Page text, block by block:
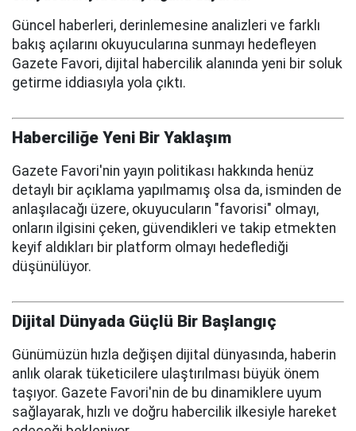
Güncel haberleri, derinlemesine analizleri ve farklı
bakış açılarını okuyucularına sunmayı hedefleyen
Gazete Favori, dijital habercilik alanında yeni bir soluk
getirme iddiasıyla yola çıktı.
Haberciliğe Yeni Bir Yaklaşım
Gazete Favori'nin yayın politikası hakkında henüz
detaylı bir açıklama yapılmamış olsa da, isminden de
anlaşılacağı üzere, okuyucuların "favorisi" olmayı,
onların ilgisini çeken, güvendikleri ve takip etmekten
keyif aldıkları bir platform olmayı hedeflediği
düşünülüyor.
Dijital Dünyada Güçlü Bir Başlangıç
Günümüzün hızla değişen dijital dünyasında, haberin
anlık olarak tüketicilere ulaştırılması büyük önem
taşıyor. Gazete Favori'nin de bu dinamiklere uyum
sağlayarak, hızlı ve doğru habercilik ilkesiyle hareket